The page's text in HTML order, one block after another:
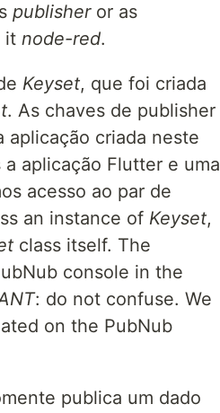
publisheror as
it node-red.
Keyset, que foi criada
. As chaves de publisher
aplicação criada neste
aplicação Flutter e uma
acesso ao par de
an instance of Keyset,
class itself. The
console in the
: do not confuse. We
on the PubNub
publica um dado